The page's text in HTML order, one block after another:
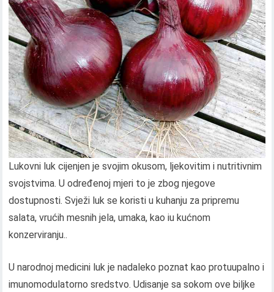
Lukovni luk cijenjen je svojim okusom, ljekovitim i nutritivnim
svojstvima. U određenoj mjeri to je zbog njegove
dostupnosti. Svježi luk se koristi u kuhanju za pripremu
salata, vrućih mesnih jela, umaka, kao iu kućnom
konzerviranju..
U narodnoj medicini luk je nadaleko poznat kao protuupalno i
imunomodulatorno sredstvo. Udisanje sa sokom ove biljke